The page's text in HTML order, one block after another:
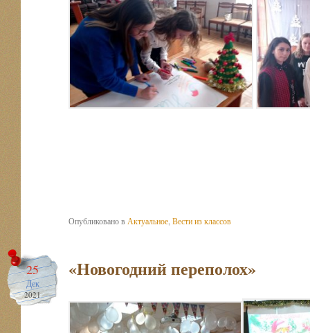
Опубликовано в Актуальное Вести из классов
25
Дек
2021
«Новогодний переполох»